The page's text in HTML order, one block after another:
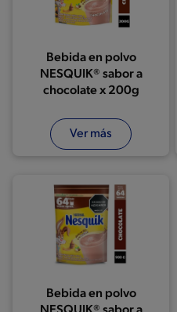
Bebida en polvo
NESQUIK® sabor a
chocolate x 200g
Ver más
Bebida en polvo